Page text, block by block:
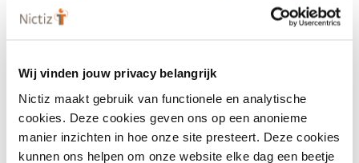
Wij vinden jouw privacy belangrijk
Nictiz maakt gebruik van functionele en analytische
cookies. Deze cookies geven ons op een anonieme
manier inzichten in hoe onze site presteert. Deze cookies
kunnen ons helpen om onze website elke dag een beetje
Use case
Integrale
Zwangerschapskaart
Verloskunde 2.0.7
Aanvraag